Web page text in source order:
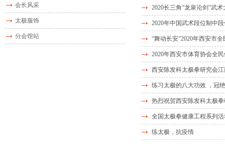
会长风采
太极服饰
分会馆站
2020长三角“龙泉论剑”武
2020年中国武术段位制中
“舞动长安”2020年西安市
2020年西安市体育协会全
西安陈发科太极拳研究会
练习太极的八大功效 ，冠
热烈祝贺西安陈发科太极
全国太极拳健康工程系列
练太极，抗疫情